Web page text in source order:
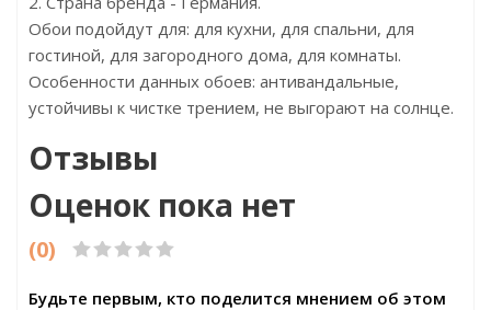
Обои подойдут для: для кухни, для спальни, для
гостиной, для загородного дома, для комнаты.
Особенности данных обоев: антивандальные,
устойчивы к чистке трением, не выгорают на солнце.
Отзывы
Оценок пока нет
(0)
Будьте первым, кто поделится мнением об этом